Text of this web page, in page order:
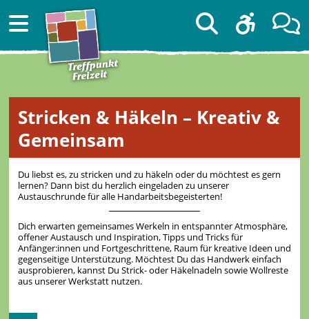
Stricken & Häkeln – Kreativ &
Gemeinsam
Du liebst es, zu stricken und zu häkeln oder du möchtest es gern
lernen? Dann bist du herzlich eingeladen zu unserer
Austauschrunde für alle Handarbeitsbegeisterten!
Dich erwarten gemeinsames Werkeln in entspannter Atmosphäre,
offener Austausch und Inspiration, Tipps und Tricks für
Anfänger:innen und Fortgeschrittene, Raum für kreative Ideen und
gegenseitige Unterstützung. Möchtest Du das Handwerk einfach
ausprobieren, kannst Du Strick- oder Häkelnadeln sowie Wollreste
aus unserer Werkstatt nutzen.